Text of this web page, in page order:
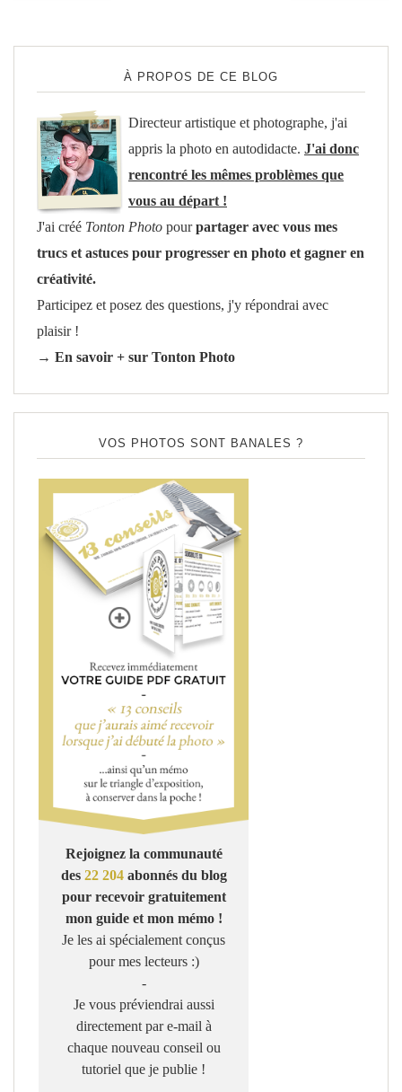
À PROPOS DE CE BLOG
Directeur artistique et photographe, j'ai
appris la photo en autodidacte. J'ai donc
rencontré les mêmes problèmes que
vous au départ !
J'ai créé Tonton Photo pourpartager avec vous mes
trucs et astuces pour progresser en photo et gagner en
créativité.
Participez et posez des questions, j'y répondrai avec
plaisir !
→ En savoir + sur Tonton Photo
VOS PHOTOS SONT BANALES ?
Rejoignez la communauté
des 22 204abonnés du blog
pour recevoir gratuitement
mon guide et mon mémo !
Je les ai spécialement conçus
pour mes lecteurs :)
-
Je vous préviendrai aussi
directement par e-mail à
chaque nouveau conseil ou
tutoriel que je publie !